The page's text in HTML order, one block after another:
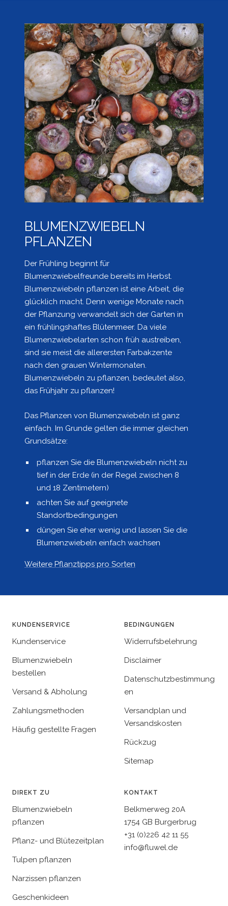
BLUMENZWIEBELN
PFLANZEN
Der Frühling beginnt für
Blumenzwiebelfreunde bereits im Herbst.
Blumenzwiebeln pflanzen ist eine Arbeit, die
glücklich macht. Denn wenige Monate nach
der Pflanzung verwandelt sich der Garten in
ein frühlingshaftes Blütenmeer. Da viele
Blumenzwiebelarten schon früh austreiben,
sind sie meist die allerersten Farbakzente
nach den grauen Wintermonaten.
Blumenzwiebeln zu pflanzen, bedeutet also,
das Frühjahr zu pflanzen!
Das Pflanzen von Blumenzwiebeln ist ganz
einfach. Im Grunde gelten die immer gleichen
Grundsätze:
pflanzen Sie die Blumenzwiebeln nicht zu
tief in der Erde (in der Regel zwischen 8
und 18 Zentimetern)
achten Sie auf geeignete
Standortbedingungen
düngen Sie eher wenig und lassen Sie die
Blumenzwiebeln einfach wachsen
Weitere Pflanztipps pro Sorten
KUNDENSERVICE
Kundenservice
Blumenzwiebeln
bestellen
Versand & Abholung
Zahlungsmethoden
Häufig gestellte Fragen
BEDINGUNGEN
Widerrufsbelehrung
Disclaimer
Datenschutzbestimmung
en
Versandplan und
Versandskosten
Rückzug
Sitemap
DIREKT ZU
Blumenzwiebeln
pflanzen
Pflanz- und Blütezeitplan
Tulpen pflanzen
Narzissen pflanzen
Geschenkideen
KONTAKT
Belkmerweg 20A
1754 GB Burgerbrug
+31 (0)226 42 11 55
info@fluwel.de